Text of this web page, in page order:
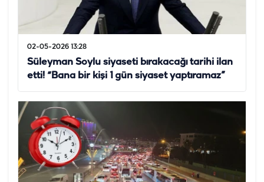
02-05-2026 13:28
Süleyman Soylu siyaseti bırakacağı tarihi ilan
etti! “Bana bir kişi 1 gün siyaset yaptıramaz”